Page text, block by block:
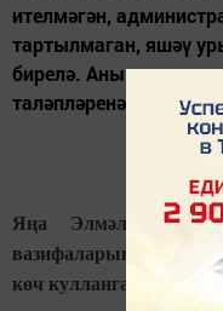
ителмәгән,
тартылмаган, яшәү
бирелә. Аны полиция
таләпләренә
Яңа Элмәледә
вазифаларын
көч кулланган өчен,